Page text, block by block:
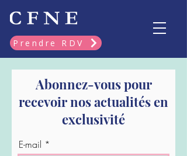
Prendre RDV
Abonnez-vous pour
recevoir nos actualités en
exclusivité
E-mail